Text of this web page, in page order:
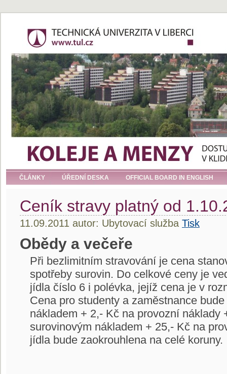
ČLÁNKY ÚŘEDNÍ DESKA OFFICIAL BOARD IN ENGLISH
Ceník stravy platný od
11.09.2011 autor: Ubytovací služba Tisk
Obědy a večeře
Při bezlimitním stravování je cena
spotřeby surovin. Do celkové ceny je
jídla číslo 6 i polévka, jejíž cena je v
Cena pro studenty a zaměstnance
nákladem + 2,- Kč na provozní
surovinovým nákladem + 25,- Kč na
jídla bude zaokrouhlena na celé koruny.